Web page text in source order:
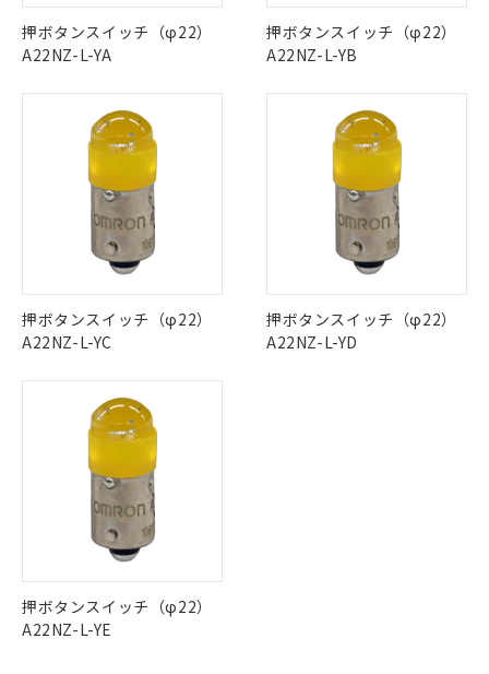
"対応済み"や非含有の記載がされた商品であっても、流通
在庫等で未対応品が混在する可能性があります。
非含有品が必要な際は、弊社営業部門もしくは販売店へお
問い合わせください。
その他の認証はこちらのページからご検索ください
押ボタンスイッチ（φ22）
A22NZ-L-YA
押ボタンスイッチ（φ22）
A22NZ-L-YB
押ボタンスイッチ（φ22）
A22NZ-L-YC
押ボタンスイッチ（φ22）
A22NZ-L-YD
押ボタンスイッチ（φ22）
A22NZ-L-YE
ご利用条件
ご利用ください。
本サービスは、当社制御機器事業取扱
商品の当社在庫状況および標準価格
(税抜)を提供させていただくもので
す。
当社制御機器事業取扱商品の中には、
本サービスの対象外となる商品もある
記載している更新日時点での社内デー
タに基づき作成されるものであり、閲
覧された時点での実際の在庫および標
準価格とは異なる場合があることをご
了承ください。
正式な納期状況および標準価格はお客
様のお取引先、またはお客様担当のオ
ムロン制御機器販売店・当社販売員に
ご相談ください。
オムロン制御機器販売店や当社販売拠
点は「
ください。
在庫状況および標準価格結果を当社の
有に対応した製品に切り替える予定のある
商品です。
対応予定なし：EU RoHS指令（10物質）の
非含有に非対応の商品で、対応品を出す予
定はありません。
調査・確認中：EU RoHS指令（10物質）の
非含有の対応状況を調査中または確認中の
商品です。
非該当品：ライセンス料など無形物で、有
害物質有無と関係のない商品です。
仕入先様の事情により、非含有部品として
いたものが、含有品と判明した場合などや
むを得ず変更することがあります。
*EU RoHS指令（10物質）：
類(PBB) 1000ppm以下、ポリ臭化ジフェニルエーテル類
(PBDE) 1000ppm以下、フタル酸ビス(2-エチルヘキシ
ル) (DEHP)(別名：DOP) 1000ppm以下、フタル酸ブチ
ルベンジル（BBP） 1000ppm以下、フタル酸ジブチル
（DBP） 1000ppm以下、フタル酸ジイソブチル
(DIBP) 1000ppm以下
但し、RoHS指令で産業用監視および制御機器に対する
適用除外項目は除く。
フタル酸エステル類の４物質については閾値を超える意
図的な使用がないことを確認しています。
※2 対応予定月
※1 中国RoHS○×表
「○」：最大均質材料含有率が中国RoHSの
基準値以下であることを示します。
「×」：最大均質材料含有率が中国RoHSの
基準値を超えていることを示します。
「－」：未確認です。当社販売部門へお問
い合わせください。
Pb(鉛) :1000ppm、 Hg(水銀) : 1000ppm、 Cd(カドミウ
ム) : 100ppm、
Cr(Ⅵ)(六価クロム) : 1000ppm、 PBBs(ポリ臭化ビフェ
ニル類) : 1000ppm、 PBDEs(ポリ臭化ジフェニルエーテ
ル類) : 1000ppm、
DBP(フタル酸ジブチル) : 1000ppm、 DIBP(フタル酸ジ
イソブチル) : 1000ppm、 BBP(フタル酸ブチルベンジ
ル) : 1000ppm、
DEHP(フタル酸ビス(2-エチルヘキシル)) : 1000ppm
「ｅ」：有害物質（10物質）のすべてが基
準値以下であることを示します。
当社は、これら貴社製品のうち、外国
為替および外国貿易法に定める商品
（以下｢規制貨物等」という）を輸出
または国外への提供する場合は、日本
とります。
当社は規制貨物を破棄する場合は、完
全に破砕するなど、違法に輸出されな
いよう必要な手段を講じます。
当社は貴社製品を、核兵器、ミサイ
ル、化学兵器、生物兵器またはその他
武器並びにこれらの製造装置等に一切
当社は、貴社製品を第三者に販売する
場合は、上記1、2および3の内容を当
記
号
○
△
－
たはお客様担当のオムロン制御
機器販売店・当社販売員にご確
認ください)